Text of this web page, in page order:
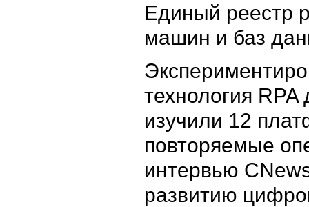
Единый реестр
машин и баз
технология
изучили 12
повторяемые
интервью
развитию